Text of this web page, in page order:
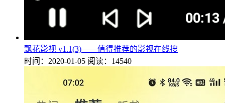
飘花影视 v1.1(3)——值得推荐的影视在线搜
时间：2020-01-05 阅读：14540